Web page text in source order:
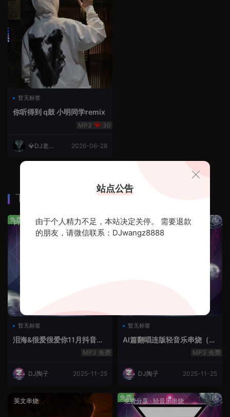
暂无标签
你听得到 q鼓 小明同学remix
30
💎DJ老王
2026-06-28
下载排行
Prog House·免费分享
暂无标签
泪海&很爱很爱你11月抖音串
免费
DJ陶子 2025-11-25
免费 免费分享·轻音乐串烧
暂无标签
AI篇翻唱连版轻音乐串烧（治
免费
DJ陶子 2025-11-25
免费
英文串烧 免费分享·轻音乐串烧
免费
站点公告
由于个人精力不足，本站决定关停。 需要退款
的朋友，请微信联系：DJwangz8888